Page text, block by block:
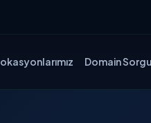
Domain